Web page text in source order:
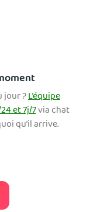
jour ?L’équipe
et 7j/7via chat
qu’il arrive.